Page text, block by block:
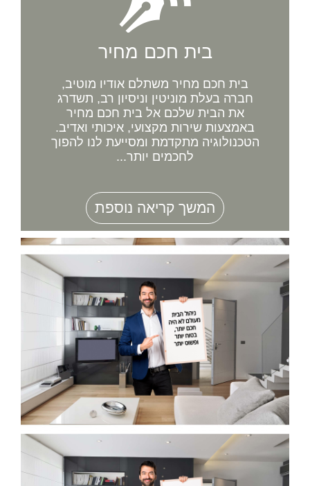
בית חכם מחיר
בית חכם מחיר משתלם אודיו מוטיב,
חברה בעלת מוניטין וניסיון רב, תשדרג
את הבית שלכם אל בית חכם מחיר
באמצעות שירות מקצועי, איכותי ואדיב.
הטכנולוגיה מתקדמת ומסייעת לנו להפוך
לחכמים יותר...
המשך קריאה נוספת